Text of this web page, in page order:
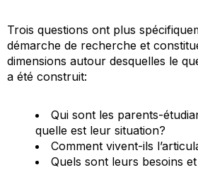
Trois questions ont plus
démarche de recherche et
dimensions autour desquelles le
a été construit:
Qui sont les parents-
quelle est leur situation?
Comment vivent-ils
Quels sont leurs besoins